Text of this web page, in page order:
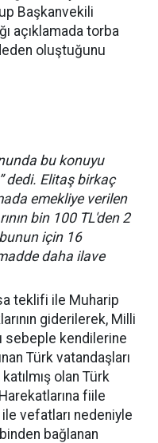
Başkanvekili
açıklamada torba
oluştuğunu
bu konuyu
dedi. Elitaş birkaç
emekliye verilen
bin 100 TL'den 2
için 16
daha ilave
teklifi ile Muharip
giderilerek, Milli
sebeple kendilerine
Türk vatandaşları
olan Türk
fiile
ile vefatları nedeniyle
bağlanan